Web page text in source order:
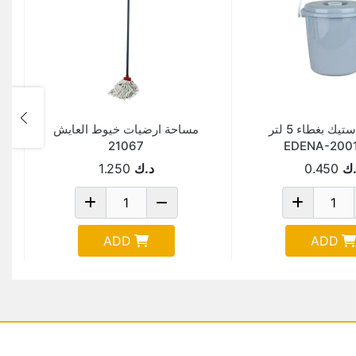
سطل بلاستيك بغطاء 5 لتر
0.450
ADD
مساحة ارضيات خيوط العايش
21067
د.ك 1.250
ADD